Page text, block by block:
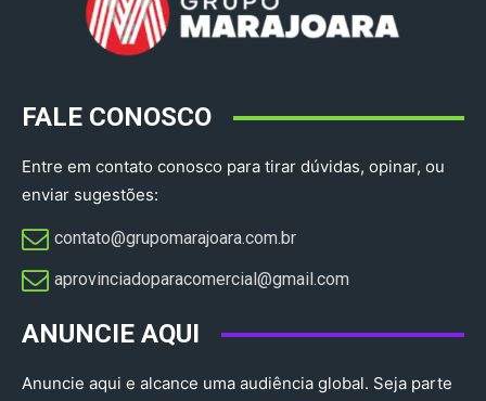
FALE CONOSCO
Entre em contato conosco para tirar dúvidas, opinar, ou
enviar sugestões:
contato@grupomarajoara.com.br
aprovinciadoparacomercial@gmail.com​
ANUNCIE AQUI
Anuncie aqui e alcance uma audiência global. Seja parte